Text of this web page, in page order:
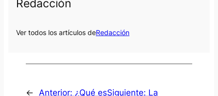
Redacción
Ver todos los artículos deRedacción
← Anterior: ¿Qué esSiguiente: La